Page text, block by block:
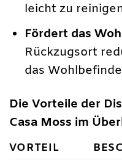
leicht zu
Fördert das
Rückzugsort
das
Die Vorteile der
Casa Moss im
VORTEIL